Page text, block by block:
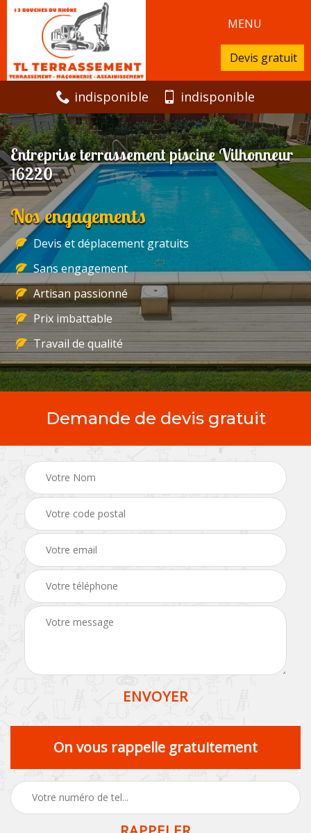
MENU
Devis gratuit
indisponible indisponible
Entreprise terrassement piscine Vilhonneur
16220
Nos engagements
Devis et déplacement gratuits
Sans engagement
Artisan passionné
Prix imbattable
Travail de qualité
Demande de devis gratuit
On vous rappelle gratuitement